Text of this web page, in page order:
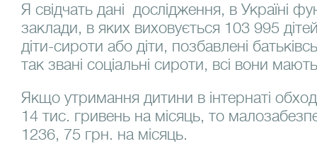
Я свідчать дані дослідження, в Україні
заклади, в яких виховується 103 995
діти-сироти або діти, позбавлені
так звані соціальні сироти, всі вони
Якщо утримання дитини в інтернаті
14 тис. гривень на місяць, то
1236, 75 грн. на місяць.